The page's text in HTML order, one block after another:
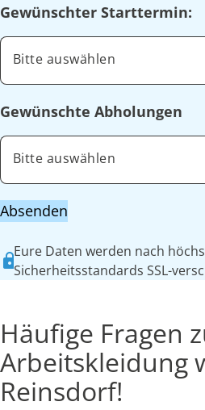
Gewünschter Starttermin:
Bitte auswählen
Gewünschte Abholungen
Bitte auswählen
Absenden
Eure Daten werden nach
Sicherheitsstandards SSL-
Häufige Fragen
Arbeitskleidung
Reinsdorf!